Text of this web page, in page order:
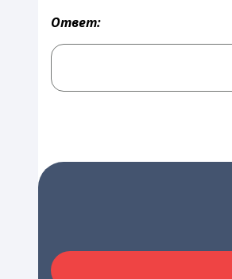
Ответ: